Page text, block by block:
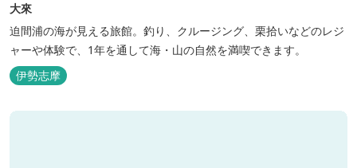
大來
迫間浦の海が見える旅館。釣り、クルージング、栗拾いなどのレジ
ャーや体験で、1年を通して海・山の自然を満喫できます。
伊勢志摩